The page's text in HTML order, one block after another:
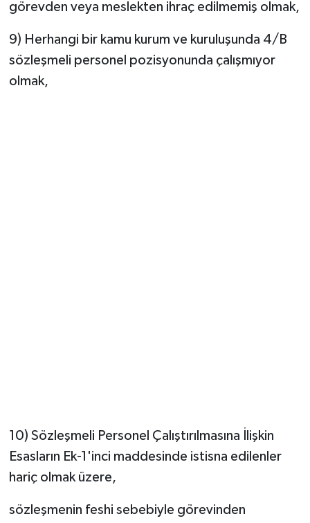
görevden veya meslekten ihraç edilmemiş olmak,
9) Herhangi bir kamu kurum ve kuruluşunda 4/B
sözleşmeli personel pozisyonunda çalışmıyor
olmak,
10) Sözleşmeli Personel Çalıştırılmasına İlişkin
Esasların Ek-1'inci maddesinde istisna edilenler
hariç olmak üzere,
sözleşmenin feshi sebebiyle görevinden